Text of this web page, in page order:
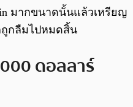
มากขนาดนั้นแล้วเหรียญ
ถูกลืมไปหมดสิ้น
ดอลลาร์